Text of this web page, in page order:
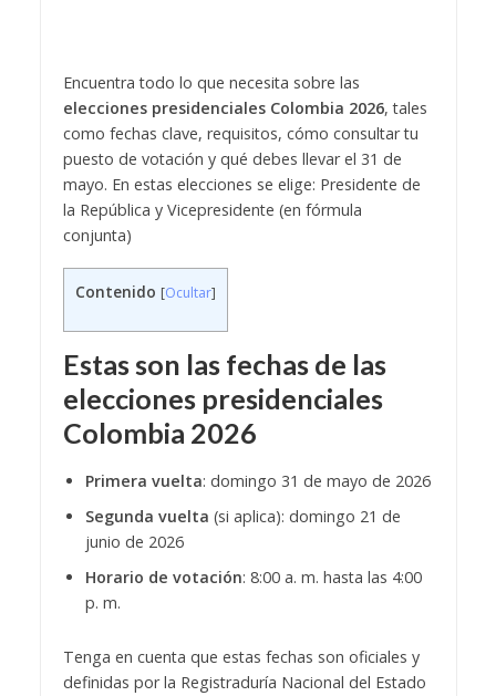
Encuentra todo lo que necesita sobre las
elecciones presidenciales Colombia 2026, tales
como fechas clave, requisitos, cómo consultar tu
puesto de votación y qué debes llevar el 31 de
mayo. En estas elecciones se elige: Presidente de
la República y Vicepresidente (en fórmula
conjunta)
Contenido [Ocultar]
Estas son las fechas de las
elecciones presidenciales
Colombia 2026
Primera vuelta: domingo 31 de mayo de 2026
Segunda vuelta (si aplica): domingo 21 de
junio de 2026
Horario de votación: 8:00 a. m. hasta las 4:00
p. m.
Tenga en cuenta que estas fechas son oficiales y
definidas por la Registraduría Nacional del Estado